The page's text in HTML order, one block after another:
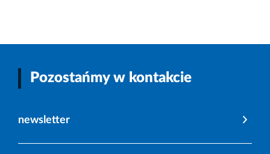
Pozostańmy w kontakcie
newsletter